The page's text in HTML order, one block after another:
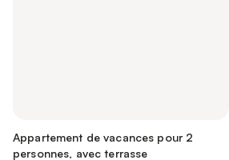
Appartement de vacances pour 2
personnes, avec terrasse